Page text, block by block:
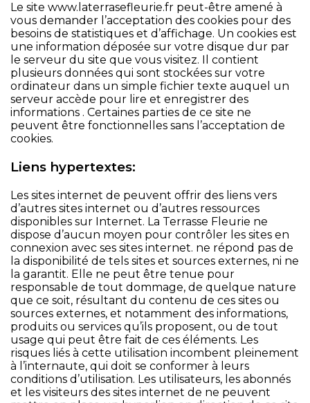
Le site www.laterrasefleurie.fr peut-être amené à
vous demander l’acceptation des cookies pour des
besoins de statistiques et d’affichage. Un cookies est
une information déposée sur votre disque dur par
le serveur du site que vous visitez. Il contient
plusieurs données qui sont stockées sur votre
ordinateur dans un simple fichier texte auquel un
serveur accède pour lire et enregistrer des
informations . Certaines parties de ce site ne
peuvent être fonctionnelles sans l’acceptation de
cookies.
Liens hypertextes:
Les sites internet de peuvent offrir des liens vers
d’autres sites internet ou d’autres ressources
disponibles sur Internet. La Terrasse Fleurie ne
dispose d’aucun moyen pour contrôler les sites en
connexion avec ses sites internet. ne répond pas de
la disponibilité de tels sites et sources externes, ni ne
la garantit. Elle ne peut être tenue pour
responsable de tout dommage, de quelque nature
que ce soit, résultant du contenu de ces sites ou
sources externes, et notamment des informations,
produits ou services qu’ils proposent, ou de tout
usage qui peut être fait de ces éléments. Les
risques liés à cette utilisation incombent pleinement
à l’internaute, qui doit se conformer à leurs
conditions d’utilisation. Les utilisateurs, les abonnés
et les visiteurs des sites internet de ne peuvent